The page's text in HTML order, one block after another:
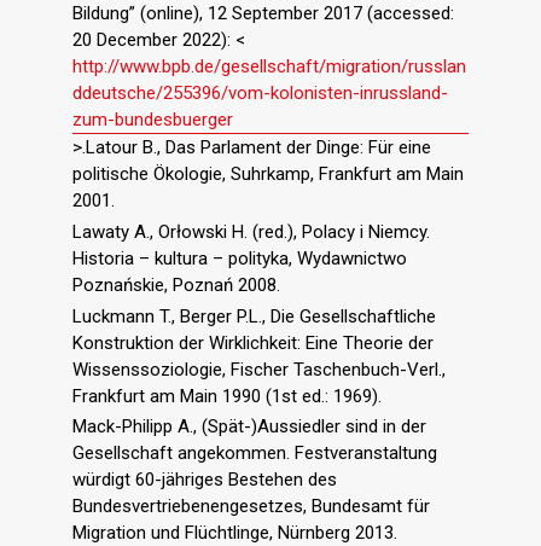
Bildung” (online), 12 September 2017 (accessed:
20 December 2022): <
http://www.bpb.de/gesellschaft/migration/russlan
ddeutsche/255396/vom-kolonisten-inrussland-
zum-bundesbuerger
>.Latour B., Das Parlament der Dinge: Für eine
politische Ökologie, Suhrkamp, Frankfurt am Main
2001.
Lawaty A., Orłowski H. (red.), Polacy i Niemcy.
Historia – kultura – polityka, Wydawnictwo
Poznańskie, Poznań 2008.
Luckmann T., Berger P.L., Die Gesellschaftliche
Konstruktion der Wirklichkeit: Eine Theorie der
Wissenssoziologie, Fischer Taschenbuch-Verl.,
Frankfurt am Main 1990 (1st ed.: 1969).
Mack-Philipp A., (Spät-)Aussiedler sind in der
Gesellschaft angekommen. Festveranstaltung
würdigt 60-jähriges Bestehen des
Bundesvertriebenengesetzes, Bundesamt für
Migration und Flüchtlinge, Nürnberg 2013.